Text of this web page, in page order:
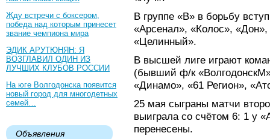
Жду встречи с боксером,
победа над которым принесет
звание чемпиона мира
ЭДИК АРУТЮНЯН: Я
ВОЗГЛАВИЛ ОДИН ИЗ
ЛУЧШИХ КЛУБОВ РОССИИ
На юге Волгодонска появится
новый город для многодетных
семей…
Объявления
В группе «В» в борьбу
«Арсенал», «Колос»,
«Целинный».
В высшей лиге играют
(бывший ф/к
«Динамо», «61 Регион»,
25 мая сыграны матчи
выиграла со счётом 6: 1 у
перенесены.